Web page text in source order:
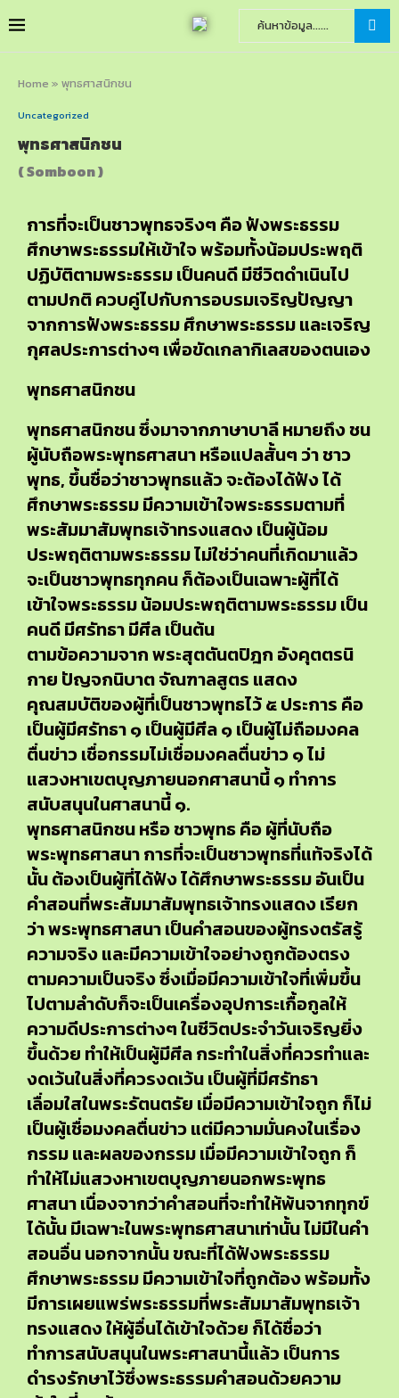
Home » พุทธศาสนิกชน
Uncategorized
พุทธศาสนิกชน
( Somboon )
การที่จะเป็นชาวพุทธจริงๆ คือ ฟังพระธรรม
ศึกษาพระธรรมให้เข้าใจ พร้อมทั้งน้อมประพฤติ
ปฏิบัติตามพระธรรม เป็นคนดี มีชีวิตดำเนินไป
ตามปกติ ควบคู่ไปกับการอบรมเจริญปัญญา
จากการฟังพระธรรม ศึกษาพระธรรม และเจริญ
กุศลประการต่างๆ เพื่อขัดเกลากิเลสของตนเอง
พุทธศาสนิกชน
พุทธศาสนิกชน ซึ่งมาจากภาษาบาลี หมายถึง ชน
ผู้นับถือพระพุทธศาสนา หรือแปลสั้นๆ ว่า ชาว
พุทธ, ขึ้นชื่อว่าชาวพุทธแล้ว จะต้องได้ฟัง ได้
ศึกษาพระธรรม มีความเข้าใจพระธรรมตามที่
พระสัมมาสัมพุทธเจ้าทรงแสดง เป็นผู้น้อม
ประพฤติตามพระธรรม ไม่ใช่ว่าคนที่เกิดมาแล้ว
จะเป็นชาวพุทธทุกคน ก็ต้องเป็นเฉพาะผู้ที่ได้
เข้าใจพระธรรม น้อมประพฤติตามพระธรรม เป็น
คนดี มีศรัทธา มีศีล เป็นต้น
ตามข้อความจาก พระสุตตันตปิฎก อังคุตตรนิ
กาย ปัญจกนิบาต จัณฑาลสูตร แสดง
คุณสมบัติของผู้ที่เป็นชาวพุทธไว้ ๕ ประการ คือ
เป็นผู้มีศรัทธา ๑ เป็นผู้มีศีล ๑ เป็นผู้ไม่ถือมงคล
ตื่นข่าว เชื่อกรรมไม่เชื่อมงคลตื่นข่าว ๑ ไม่
แสวงหาเขตบุญภายนอกศาสนานี้ ๑ ทำการ
สนับสนุนในศาสนานี้ ๑.
พุทธศาสนิกชน หรือ ชาวพุทธ คือ ผู้ที่นับถือ
พระพุทธศาสนา การที่จะเป็นชาวพุทธที่แท้จริงได้
นั้น ต้องเป็นผู้ที่ได้ฟัง ได้ศึกษาพระธรรม อันเป็น
คำสอนที่พระสัมมาสัมพุทธเจ้าทรงแสดง เรียก
ว่า พระพุทธศาสนา เป็นคำสอนของผู้ทรงตรัสรู้
ความจริง และมีความเข้าใจอย่างถูกต้องตรง
ตามความเป็นจริง ซึ่งเมื่อมีความเข้าใจที่เพิ่มขึ้น
ไปตามลำดับก็จะเป็นเครื่องอุปการะเกื้อกูลให้
ความดีประการต่างๆ ในชีวิตประจำวันเจริญยิ่ง
ขึ้นด้วย ทำให้เป็นผู้มีศีล กระทำในสิ่งที่ควรทำและ
งดเว้นในสิ่งที่ควรงดเว้น เป็นผู้ที่มีศรัทธา
เลื่อมใสในพระรัตนตรัย เมื่อมีความเข้าใจถูก ก็ไม่
เป็นผู้เชื่อมงคลตื่นข่าว แต่มีความมั่นคงในเรื่อง
กรรม และผลของกรรม เมื่อมีความเข้าใจถูก ก็
ทำให้ไม่แสวงหาเขตบุญภายนอกพระพุทธ
ศาสนา เนื่องจากว่าคำสอนที่จะทำให้พ้นจากทุกข์
ได้นั้น มีเฉพาะในพระพุทธศาสนาเท่านั้น ไม่มีในคำ
สอนอื่น นอกจากนั้น ขณะที่ได้ฟังพระธรรม
ศึกษาพระธรรม มีความเข้าใจที่ถูกต้อง พร้อมทั้ง
มีการเผยแพร่พระธรรมที่พระสัมมาสัมพุทธเจ้า
ทรงแสดง ให้ผู้อื่นได้เข้าใจด้วย ก็ได้ชื่อว่า
ทำการสนับสนุนในพระศาสนานี้แล้ว เป็นการ
ดำรงรักษาไว้ซึ่งพระธรรมคำสอนด้วยความ